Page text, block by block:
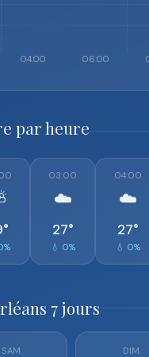
par heure
03:00
☁️
27°
💧 0%
04:00
☁️
27°
💧 0%
7 jours
SAM. DIM.